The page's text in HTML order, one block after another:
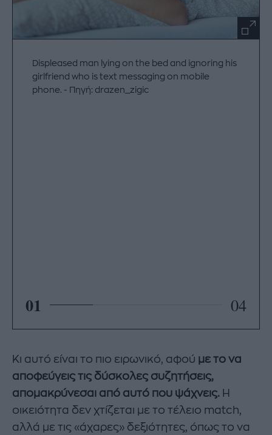
Displeased man lying on the bed and ignoring his
girlfriend who is text messaging on mobile
phone.
Πηγή: drazen_zigic
01 04
Κι αυτό είναι το πιο ειρωνικό, αφού με το να
αποφεύγεις τις δύσκολες συζητήσεις,
απομακρύνεσαι από αυτό που ψάχνεις. Η
οικειότητα δεν χτίζεται με το τέλειο match,
αλλά με τις «άχαρες» δεξιότητες, όπως το να